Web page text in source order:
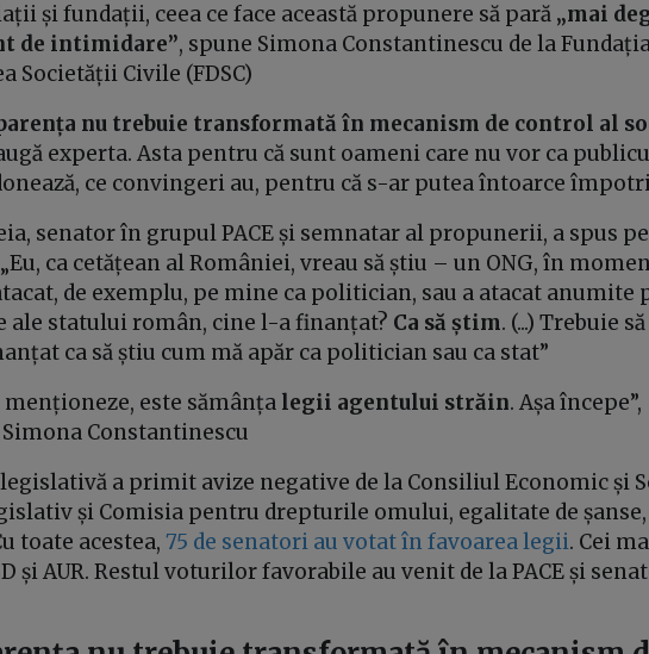
și fundații, ceea ce face această propunere să pară „mai
de intimidare”, spune Simona Constantinescu de la
Societății Civile (FDSC)
nu trebuie transformată în mecanism de control al
experta. Asta pentru că sunt oameni care nu vor ca
ce convingeri au, pentru că s-ar putea întoarce
senator în grupul PACE și semnatar al propunerii, a spus
ca cetățean al României, vreau să știu – un ONG, în
de exemplu, pe mine ca politician, sau a atacat
ale statului român, cine l-a finanțat? Ca să știm. (...) Trebuie
ca să știu cum mă apăr ca politician sau ca stat”
menționeze, este sămânța legii agentului străin. Așa începe”,
Constantinescu
a primit avize negative de la Consiliul Economic și
și Comisia pentru drepturile omului, egalitate de
toate acestea, 75 de senatori au votat în favoarea legii. Cei
și AUR. Restul voturilor favorabile au venit de la PACE și